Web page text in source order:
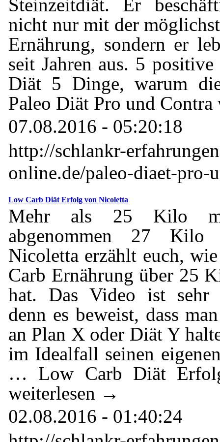
Steinzeitdiät. Er
nicht nur mit der
Ernährung, sondern er
seit Jahren aus. 5
Diät 5 Dinge, warum
Paleo Diät Pro und
07.08.2016 - 05:20:18
http://schlankr-
online.de/paleo-diaet-pro-
Low Carb Diät Erfolg von Nicoletta
Mehr als 25 Kilo
abgenommen 27 Kilo
Nicoletta erzählt euch,
Carb Ernährung über 25
hat. Das Video ist sehr
denn es beweist, dass
an Plan X oder Diät Y
im Idealfall seinen
… Low Carb Diät
weiterlesen →
02.08.2016 - 01:40:24